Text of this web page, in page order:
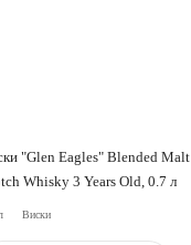
"Glen Eagles" Blended Malt
Whisky 3 Years Old, 0.7 л
Виски